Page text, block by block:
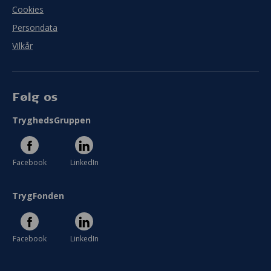
Cookies
Persondata
Vilkår
Følg os
TryghedsGruppen
Facebook LinkedIn
TrygFonden
Facebook LinkedIn